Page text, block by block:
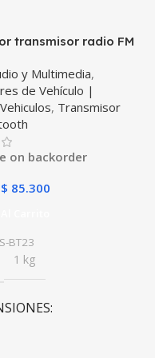
transmisor radio FM
Vehículos Camiones
2USB + 1Tipo C
BT23
y Multimedia,
de Vehículo |
Vehiculos, Transmisor
on backorder
$ 85.300
BT23
1 kg